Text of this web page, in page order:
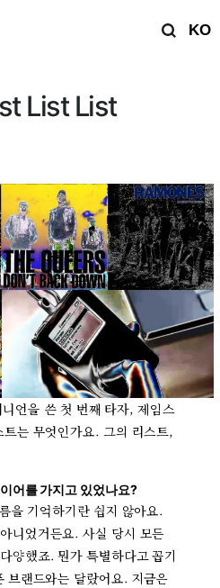
KO
List List
언을 쓴 첫 번째 타자, 제임스
는 무엇인가요. 그의 리스트,
어를 가지고 있었나요?
을 기억하기란 쉽지 않아요.
니었거든요. 사실 당시 모든
양했죠. 뭔가 특별하다고 꼽기
브랜드와는 달랐어요. 지금은